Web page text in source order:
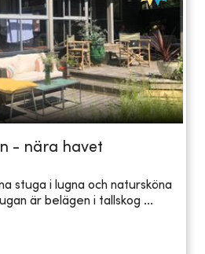
- nära havet
stuga i lugna och natursköna
är belägen i tallskog ...